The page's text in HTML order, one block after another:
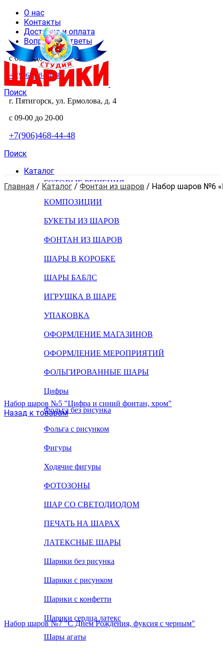
О нас
Контакты
Доставка и оплата
Вопросы и ответы
с 09-00 до 20-00
+7(906)468-44-48
Поиск
г. Пятигорск, ул. Ермолова, д. 4
с 09-00 до 20-00
+7(906)468-44-48
Поиск
Каталог
ГОТОВЫЕ РЕШЕНИЯ
КОМПОЗИЦИИ
БУКЕТЫ ИЗ ШАРОВ
ФОНТАН ИЗ ШАРОВ
ШАРЫ В КОРОБКЕ
ШАРЫ БАБЛС
ИГРУШКА В ШАРЕ
УПАКОВКА
ОФОРМЛЕНИЕ МАГАЗИНОВ
ОФОРМЛЕНИЕ МЕРОПРИЯТИЙ
ФОЛЬГИРОВАННЫЕ ШАРЫ
Цифры
Фольга без рисунка
Фольга с рисунком
Фигуры
Ходячие фигуры
ФОТОЗОНЫ
ШАР СО СВЕТОДИОДОМ
ПЕЧАТЬ НА ШАРАХ
ЛАТЕКСНЫЕ ШАРЫ
Шарики без рисунка
Шарики с рисунком
Шарики с конфетти
Шарики сердца латекс
Шары агаты
Главная / Каталог / Фонтан из шаров / Набор шаров №6
Набор шаров №5 "Цифра и синий фонтан, хром"
Назад к товарам
Набор шаров №7 "С Днем Рождения, фуксия с черным"